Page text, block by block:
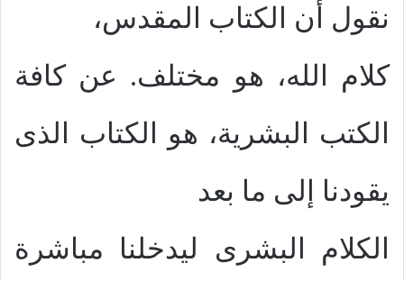
نقول أن الكتاب المقدس،
كلام الله، هو مختلف. عن كافة
الكتب البشرية، هو الكتاب الذى
يقودنا إلى ما بعد
الكلام البشرى ليدخلنا مباشرة